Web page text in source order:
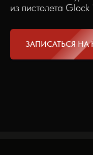
из пистолета Glock
ЗАПИСАТЬСЯ НА